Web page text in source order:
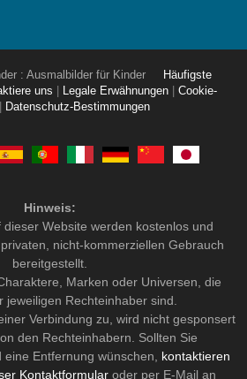
: Ausmalbilder für Kinder
Häufigste
uns Legale Erwähnungen
Cookie-
Datenschutz-Bestimmungen
Hinweis:
dieser Website werden kostenlos und
nicht-kommerziellen Gebrauch
bereitgestellt.
Marken oder Universen, die
jeweiligen Rechteinhaber sind.
Verbindung zu, wird nicht gesponsert
den Rechteinhabern. Sollten Sie
Entfernung wünschen, kontaktieren
Kontaktformular oder per E-Mail an